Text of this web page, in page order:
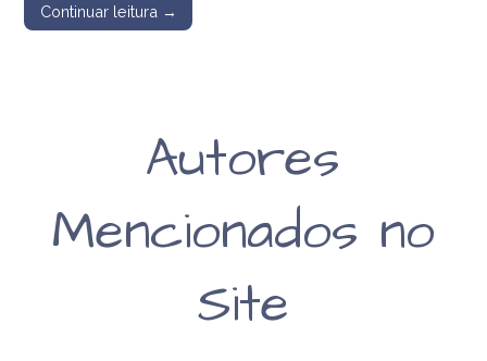
Continuar leitura →
Autores
Mencionados no
Site